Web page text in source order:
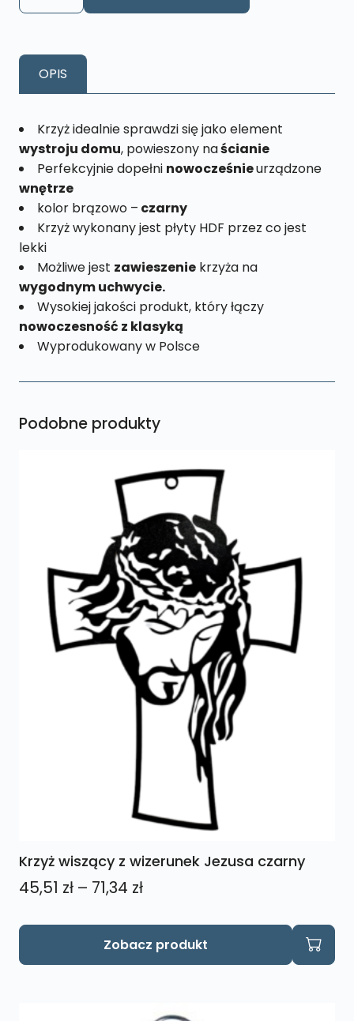
z
pasyjką
OPIS
Krzyż idealnie sprawdzi się jako element
wystroju domu, powieszony naścianie
Perfekcyjnie dopełni nowocześnieurządzone
wnętrze
kolor brązowo – czarny
Krzyż wykonany jest płyty HDF przez co jest
lekki
Możliwe jest zawieszenie krzyża na
wygodnym uchwycie.
Wysokiej jakości produkt, który łączy
nowoczesność z klasyką
Wyprodukowany w Polsce
Podobne produkty
Krzyż wiszący z wizerunek Jezusa czarny
45,51 zł – 71,34 złZakres
45,51 zł
Zobacz produkt
Ten